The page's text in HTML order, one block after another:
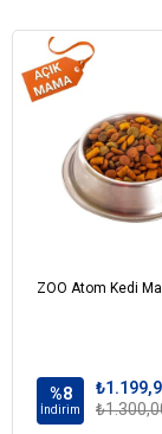
bulunanlar: -
olan özel bir
yenilenmesine
yüksek kalitede
yararlı etkileri
Kanıtlanmış
Gözle Görülür
Hair & Skin Care
parlaklığında
BİLEŞİM
Kurutulmuş
ZOO Atom Kedi
%8
İndirim